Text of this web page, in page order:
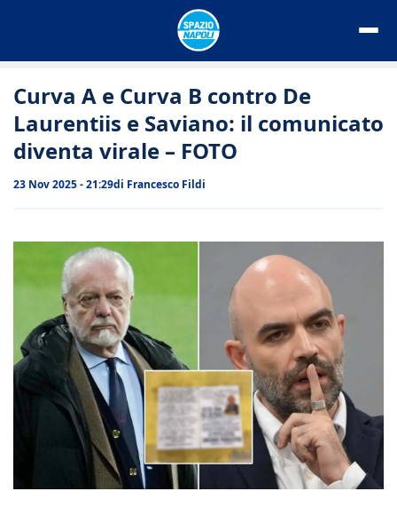
Curva A e Curva B contro De
Laurentiis e Saviano: il comunicato
diventa virale – FOTO
23 Nov 2025 - 21:29di Francesco Fildi